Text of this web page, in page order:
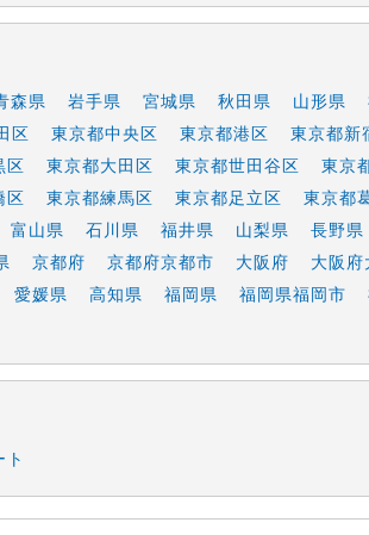
森県 岩手県 宮城県 秋田県 山形県
区 東京都中央区 東京都港区 東京都新
区 東京都大田区 東京都世田谷区 東京
区 東京都練馬区 東京都足立区 東京都
富山県 石川県 福井県 山梨県 長野県
京都府 京都府京都市 大阪府 大阪府
愛媛県 高知県 福岡県 福岡県福岡市